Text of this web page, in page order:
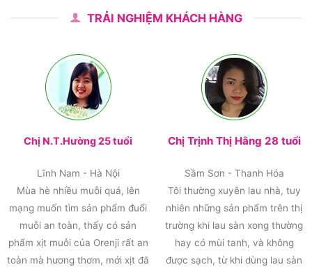
TRẢI NGHIỆM KHÁCH HÀNG
Chị N.T.Hường 25 tuổi
Lĩnh Nam - Hà Nội
Mùa hè nhiều muỗi quá, lên
mạng muốn tìm sản phẩm đuổi
muỗi an toàn, thấy có sản
phẩm xịt muỗi của Orenji rất an
toàn mà hương thơm, mới xịt đã
Chị Trịnh Thị Hằng 28 tuổi
Sầm Sơn - Thanh Hóa
Tôi thường xuyên lau nhà, tuy
nhiên những sản phẩm trên thị
trường khi lau sàn xong thường
hay có mùi tanh, và không
được sạch, từ khi dùng lau sàn